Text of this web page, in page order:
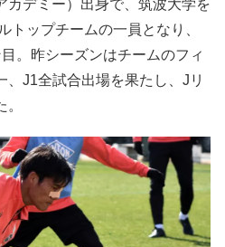
カデミー）出身で、筑波大学を
トップチームの一員となり、
。昨シーズンはチームのフィ
、J1全試合出場を果たし、Jリ